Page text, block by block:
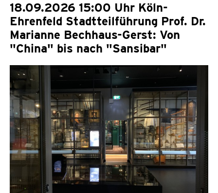
18.09.2026 15:00 Uhr Köln-
Ehrenfeld Stadtteilführung Prof. Dr.
Marianne Bechhaus-Gerst: Von
"China" bis nach "Sansibar"